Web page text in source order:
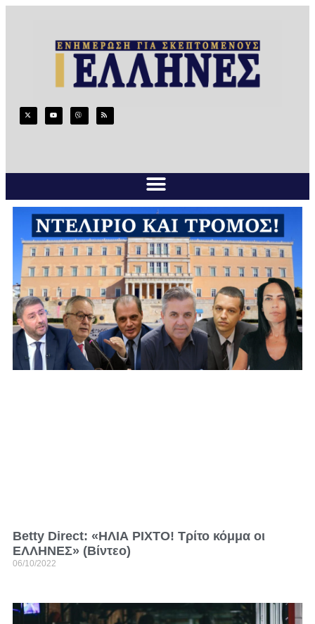
Betty Direct: «ΗΛΙΑ ΡΙΧΤΟ! Τρίτο κόμμα οι
ΕΛΛΗΝΕΣ» (Βίντεο)
06/10/2022